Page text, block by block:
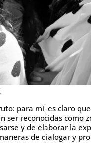
para mí, es claro
ser reconocidas como
y de elaborar la
de dialogar y